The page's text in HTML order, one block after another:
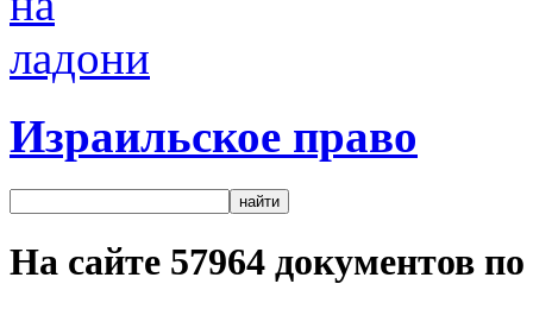
Израильское право
На сайте 57964 документов